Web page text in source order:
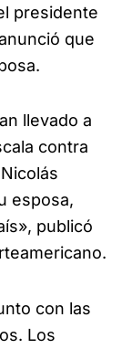
presidente
que
llevado a
contra
esposa,
publicó
con las
Los